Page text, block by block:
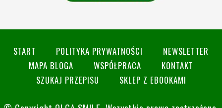
START POLITYKA PRYWATNOŚCI
NEWSLETTER
MAPA BLOGA
WSPÓŁPRACA
KONTAKT
SZUKAJ PRZEPISU
SKLEP Z EBOOKAMI